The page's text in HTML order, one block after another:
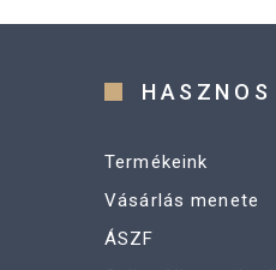
Termékeink
Vásárlás menete
ÁSZF